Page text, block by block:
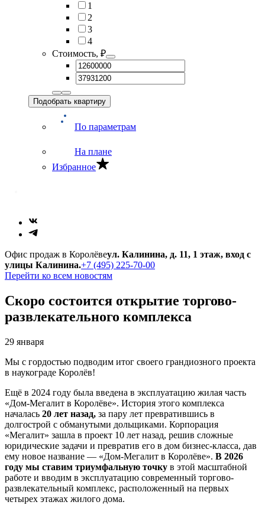
1
2
3
4
Стоимость, ₽
Подобрать квартиру
По параметрам
На плане
Избранное
Офис продаж в Королёвеул. Калинина, д. 11, 1 этаж, вход с
улицы Калинина.+7 (495) 225-70-00
Перейти ко всем новостям
Скоро состоится открытие торгово-
развлекательного комплекса
29 января
Мы с гордостью подводим итог своего грандиозного проекта
в наукограде Королёв!
Ещё в 2024 году была введена в эксплуатацию жилая часть
«Дом-Мегалит в Королёве». История этого комплекса
началась 20 лет назад, за пару лет превратившись в
долгострой с обманутыми дольщиками. Корпорация
«Мегалит» зашла в проект 10 лет назад, решив сложные
юридические задачи и превратив его в дом бизнес-класса, дав
ему новое название — «Дом-Мегалит в Королёве». В 2026
году мы ставим триумфальную точку в этой масштабной
работе и вводим в эксплуатацию современный торгово-
развлекательный комплекс, расположенный на первых
четырех этажах жилого дома.